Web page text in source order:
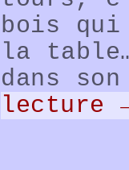
bois
la
dans
lecture